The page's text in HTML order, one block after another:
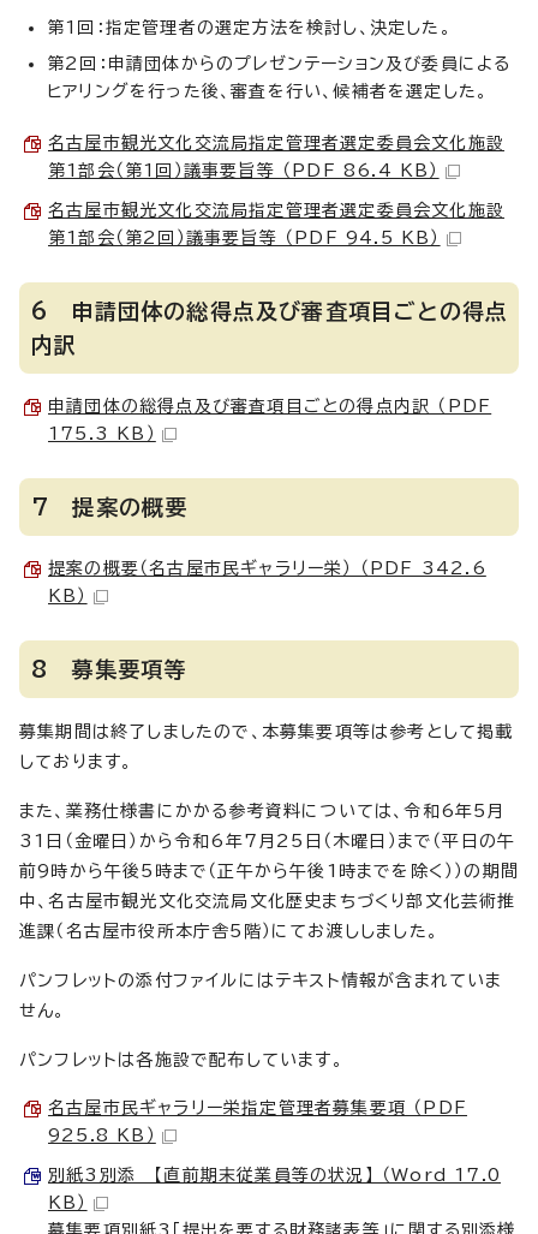
第1回：指定管理者の選定方法を検討し、決定した。
第2回：申請団体からのプレゼンテーション及び委員による
ヒアリングを行った後、審査を行い、候補者を選定した。
名古屋市観光文化交流局指定管理者選定委員会文化施設
第1部会（第1回）議事要旨等 （PDF 86.4 KB）
名古屋市観光文化交流局指定管理者選定委員会文化施設
第1部会（第2回）議事要旨等 （PDF 94.5 KB）
6 申請団体の総得点及び審査項目ごとの得点
内訳
申請団体の総得点及び審査項目ごとの得点内訳 （PDF
175.3 KB）
7 提案の概要
提案の概要（名古屋市民ギャラリー栄） （PDF 342.6
KB）
8 募集要項等
募集期間は終了しましたので、本募集要項等は参考として掲載
しております。
また、業務仕様書にかかる参考資料については、令和6年5月
31日（金曜日）から令和6年7月25日（木曜日）まで（平日の午
前9時から午後5時まで（正午から午後1時までを除く））の期間
中、名古屋市観光文化交流局文化歴史まちづくり部文化芸術推
進課（名古屋市役所本庁舎5階）にてお渡ししました。
パンフレットの添付ファイルにはテキスト情報が含まれていま
せん。
パンフレットは各施設で配布しています。
名古屋市民ギャラリー栄指定管理者募集要項 （PDF
925.8 KB）
別紙3別添 【直前期末従業員等の状況】 （Word 17.0
KB）
募集要項別紙3「提出を要する財務諸表等」に関する別添様